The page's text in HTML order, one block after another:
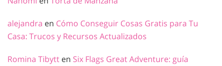
alejandra en Cómo Conseguir Cosas Gratis para Tu
Casa: Trucos y Recursos Actualizados
Romina Tibytt en Six Flags Great Adventure: guía